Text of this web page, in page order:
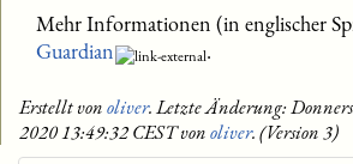
Mehr Informationen (in englischer
Guardian
.
Erstellt vonoliver. Letzte Änderung:
2020 13:49:32 CEST vonoliver. (Version 3)